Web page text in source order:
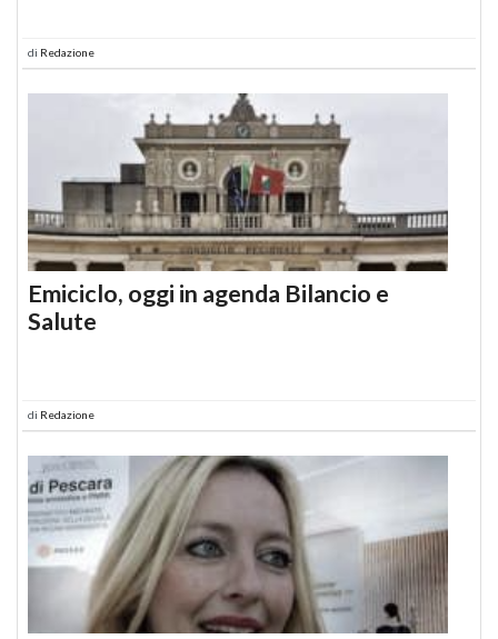
di Redazione
Emiciclo, oggi in agenda Bilancio e
Salute
di Redazione